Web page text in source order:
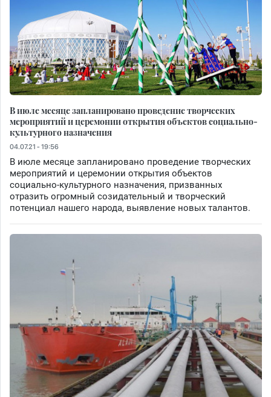
В июле месяце запланировано проведение творческих
мероприятий и церемонии открытия объектов социально-
культурного назначения
04.07.21 - 19:56
В июле месяце запланировано проведение творческих
мероприятий и церемонии открытия объектов
социально-культурного назначения, призванных
отразить огромный созидательный и творческий
потенциал нашего народа, выявление новых талантов.